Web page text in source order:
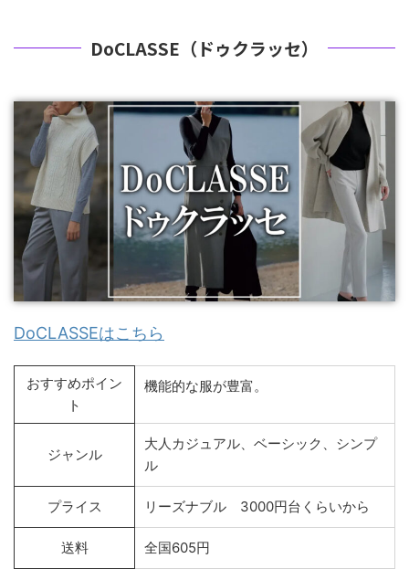
DoCLASSE（ドゥクラッセ）
DoCLASSEはこちら
おすすめポイン
ト
機能的な服が豊富。
ジャンル
大人カジュアル、ベーシック、シンプ
ル
プライス リーズナブル 3000円台くらいから
送料 全国605円